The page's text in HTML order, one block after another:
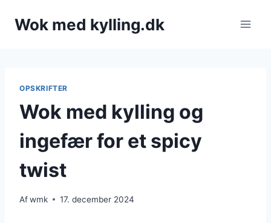
Wok med kylling.dk
OPSKRIFTER
Wok med kylling og
ingefær for et spicy
twist
Afwmk 17. december 2024